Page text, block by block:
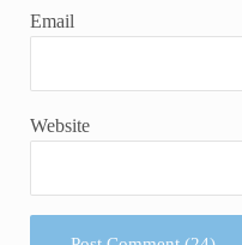
Email
Website